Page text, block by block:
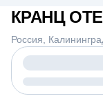
КРАНЦ
Россия